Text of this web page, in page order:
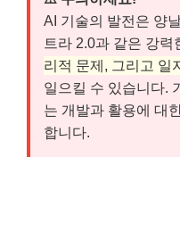
AI 기술의 발전은 양
트라 2.0과 같은 강력
리적 문제, 그리고 일
일으킬 수 있습니다.
는 개발과 활용에 대
합니다.